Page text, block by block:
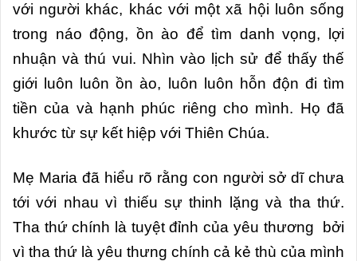
với người khác, khác với một xã hội luôn sống
trong náo động, ồn ào để tìm danh vọng, lợi
nhuận và thú vui. Nhìn vào lịch sử để thấy thế
giới luôn luôn ồn ào, luôn luôn hỗn độn đi tìm
tiền của và hạnh phúc riêng cho mình. Họ đã
khước từ sự kết hiệp với Thiên Chúa.
Mẹ Maria đã hiểu rõ rằng con người sở dĩ chưa
tới với nhau vì thiếu sự thinh lặng và tha thứ.
Tha thứ chính là tuyệt đỉnh của yêu thương bởi
vì tha thứ là yêu thưng chính cả kẻ thù của mình